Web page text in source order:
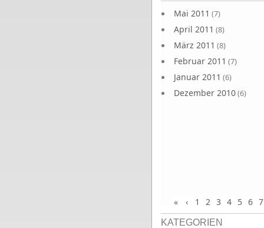
Mai 2011 (7)
April 2011 (8)
März 2011 (8)
Februar 2011 (7)
Januar 2011 (6)
Dezember 2010(6)
« ‹ 1 2 3 4 5 6 7
KATEGORIEN